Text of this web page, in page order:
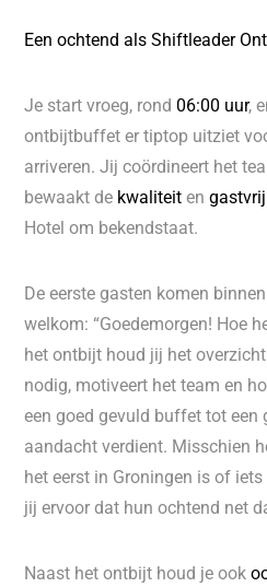
Een ochtend als Shiftleader
Je start vroeg, rond06:00 uur,
ontbijtbuffet er tiptop uitziet
arriveren. Jij coördineert het
bewaakt de kwaliteit en
Hotel om bekendstaat.
De eerste gasten komen
welkom: “Goedemorgen! Hoe
het ontbijt houd jij het
nodig, motiveert het team en
een goed gevuld buffet tot een
aandacht verdient. Misschien
het eerst in Groningen is of
jij ervoor dat hun ochtend net
Naast het ontbijt houd je ook